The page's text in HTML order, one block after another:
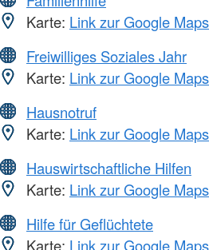
Karte: Link zur Google
Freiwilliges Soziales Jahr
Karte: Link zur Google
Hausnotruf
Karte: Link zur Google
Hauswirtschaftliche Hilfen
Karte: Link zur Google
Hilfe für Geflüchtete
Karte: Link zur Google